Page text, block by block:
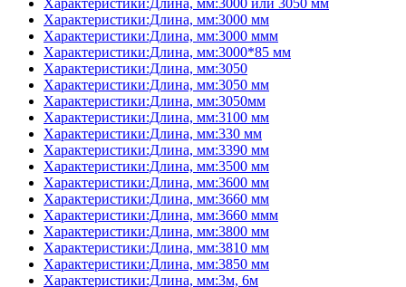
Характеристики:Длина, мм:3000 или 3050 мм
Характеристики:Длина, мм:3000 мм
Характеристики:Длина, мм:3000 ммм
Характеристики:Длина, мм:3000*85 мм
Характеристики:Длина, мм:3050
Характеристики:Длина, мм:3050 мм
Характеристики:Длина, мм:3050мм
Характеристики:Длина, мм:3100 мм
Характеристики:Длина, мм:330 мм
Характеристики:Длина, мм:3390 мм
Характеристики:Длина, мм:3500 мм
Характеристики:Длина, мм:3600 мм
Характеристики:Длина, мм:3660 мм
Характеристики:Длина, мм:3660 ммм
Характеристики:Длина, мм:3800 мм
Характеристики:Длина, мм:3810 мм
Характеристики:Длина, мм:3850 мм
Характеристики:Длина, мм:3м, 6м